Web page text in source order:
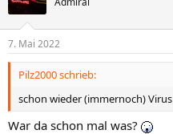
7. Mai 2022
Pilz2000 schrieb:
schon wieder (immernoch) Virus
War da schon mal was?